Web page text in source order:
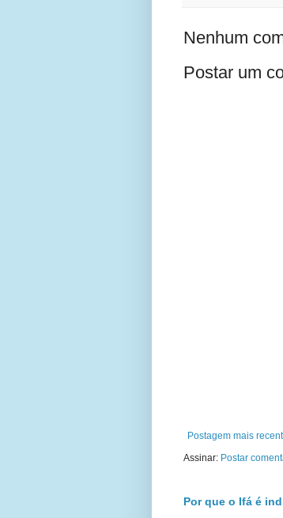
Nenhum
Postar um
Postagem mais
Assinar: Postar
Por que o Ifá é